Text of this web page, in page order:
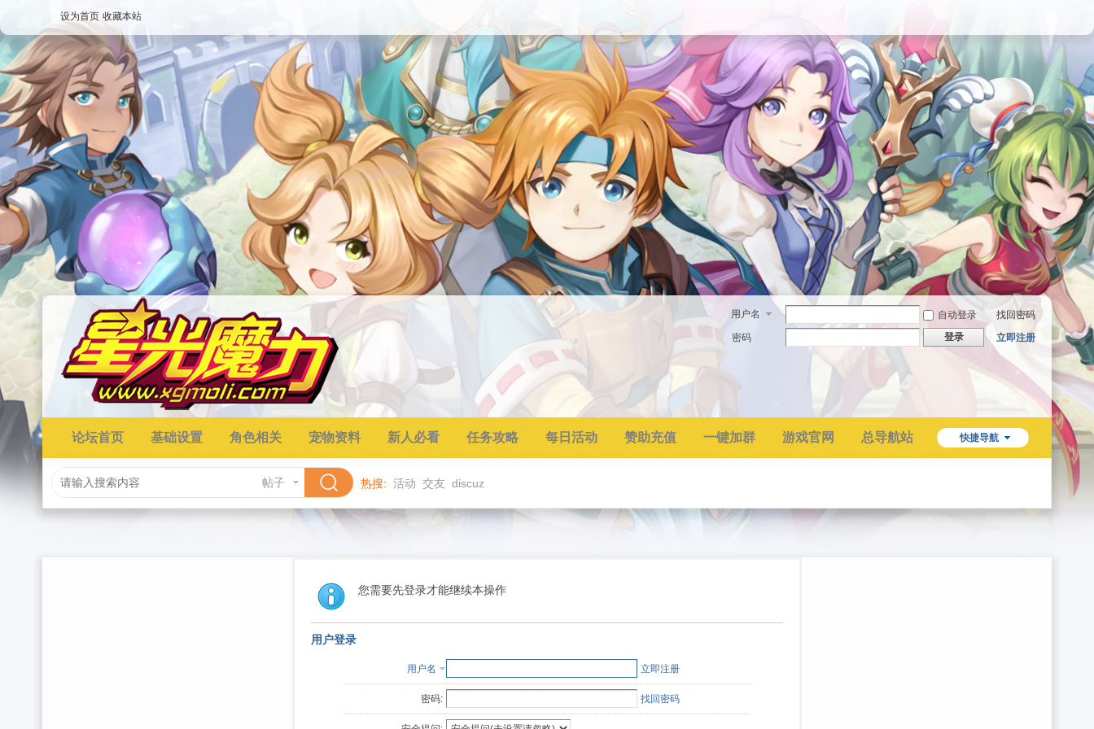
设为首页 收藏本站
用户名 自动登录
找回密码
密码
登录 立即注册
快捷导航
论坛首页 基础设置 角色相关 宠物资料 新人必看 任务攻略 每日活动 赞助充值 一键加群 游戏官网 总导航站
帖子 热搜: 活动 交友 discuz
您需要先登录才能继续本操作
用户登录
用户名 立即注册
密码: 找回密码